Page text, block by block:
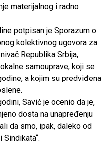
materijalnog i radno
potpisan je Sporazum o
kolektivnog ugovora za
Republika Srbija,
samouprave, koji se
a kojim su predviđena
Savić je ocenio da je,
dosta na unapređenju
da smo, ipak, daleko od